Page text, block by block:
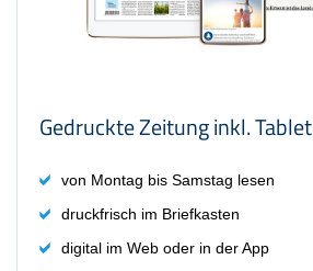
Gedruckte Zeitung inkl. Tablet
von Montag bis Samstag lesen
druckfrisch im Briefkasten
digital im Web oder in der App